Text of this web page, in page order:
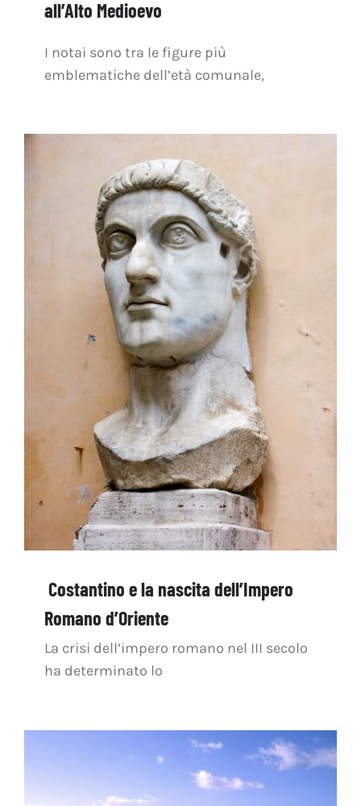
all’Alto Medioevo
I notai sono tra le figure più
emblematiche dell’età comunale,
Costantino e la nascita dell’Impero
Romano d’Oriente
La crisi dell’impero romano nel III secolo
ha determinato lo